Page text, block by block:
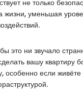
не только
жизни, уменьшая
это ни звучало
вашу квартиру
особенно если